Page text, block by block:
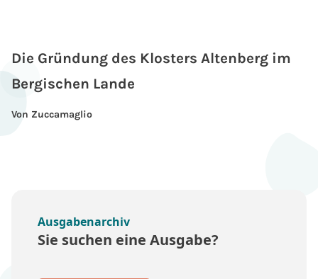
Die Gründung des Klosters Altenberg im
Bergischen Lande
Von Zuccamaglio
Ausgabenarchiv
Sie suchen eine Ausgabe?